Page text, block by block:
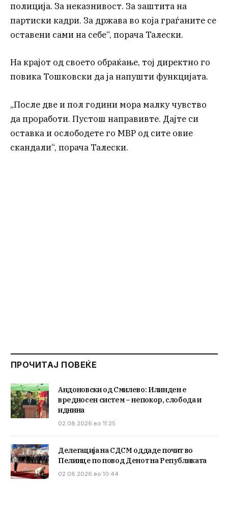
полиција. За неказнивост. За заштита на
партиски кадри. За држава во која граѓаните се
оставени сами на себе“, порача Талески.
На крајот од своето обраќање, тој директно го
повика Тошковски да ја напушти функцијата.
„После две и пол години мора малку чувство
да проработи. Пустош направивте. Дајте си
оставка и ослободете го МВР од сите овие
скандали“, порача Талески.
ПРОЧИТАЈ ПОВЕЌЕ
Андоновски од Смилево: Илинден е
вредносен систем – непокор, слобода и
иднина
02.08.2026 во 11:25
Делегација на СДСМ оддаде почит во
Пелинце по повод Денот на Републиката
02.08.2026 во 10:44